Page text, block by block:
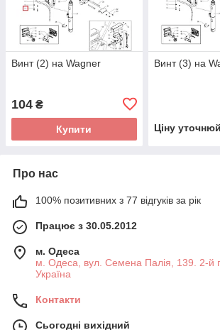
Винт (2) на Wagner
104 ₴
Купити
Винт (3) на
Ціну
Про нас
100% позитивних з 77 відгуків за рік
Працює з 30.05.2012
м. Одеса
м. Одеса, вул. Семена Палія, 139. 2-й
Україна
Контакти
Сьогодні вихідний